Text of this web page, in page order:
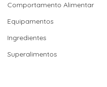
Comportamento Alimentar
Equipamentos
Ingredientes
Superalimentos